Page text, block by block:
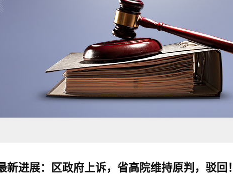
新进展：区政府上诉，省高院维持原判，驳回！